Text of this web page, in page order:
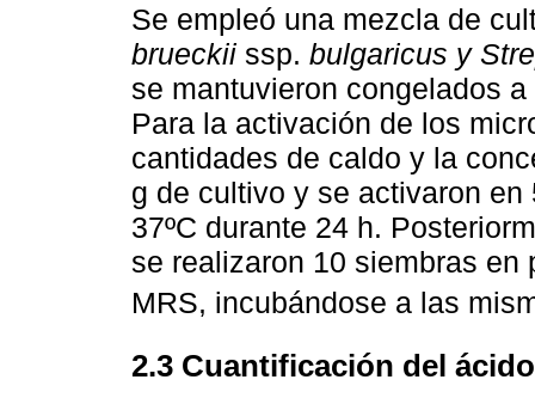
Se empleó una mezcla de
brueckii ssp. bulgaricus y
se mantuvieron congelados
Para la activación de los
cantidades de caldo y la
g de cultivo y se activaron
37ºC durante 24 h.
se realizaron 10 siembras en
MRS, incubándose a las
2.3 Cuantificación del